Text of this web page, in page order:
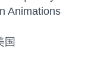
Animations
国